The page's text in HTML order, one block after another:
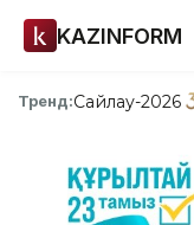
KAZINFORM
Тренд:Сайлау-2026